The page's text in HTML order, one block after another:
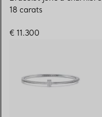
18 carats
€ 11.300